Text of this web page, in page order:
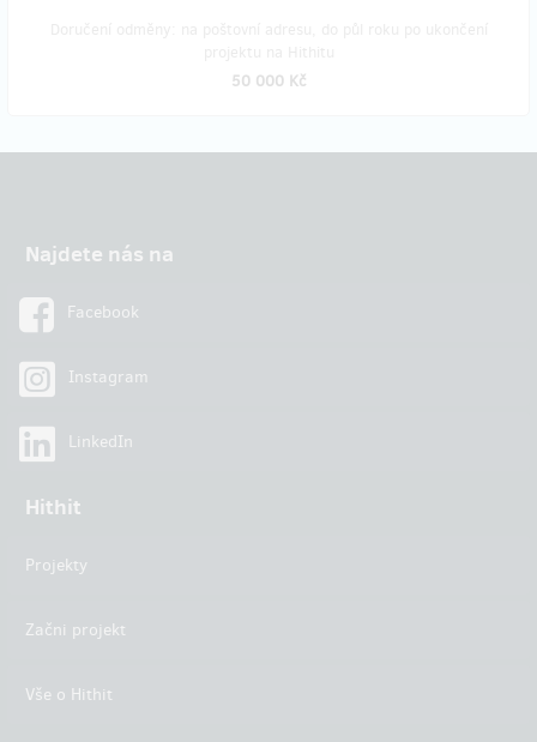
50 000 Kč
Najdete nás na
Facebook
Instagram
LinkedIn
Hithit
Projekty
Začni projekt
Vše o Hithit